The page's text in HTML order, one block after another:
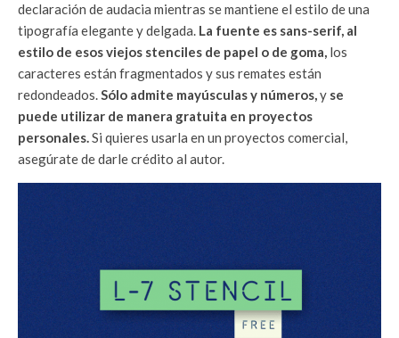
declaración de audacia mientras se mantiene el estilo de una
tipografía elegante y delgada. La fuente es sans-serif, al
estilo de esos viejos stenciles de papel o de goma, los
caracteres están fragmentados y sus remates están
redondeados.Sólo admite mayúsculas y números,y se
puede utilizar de manera gratuita en proyectos
personales.Si quieres usarla en un proyectos comercial,
asegúrate de darle crédito al autor.